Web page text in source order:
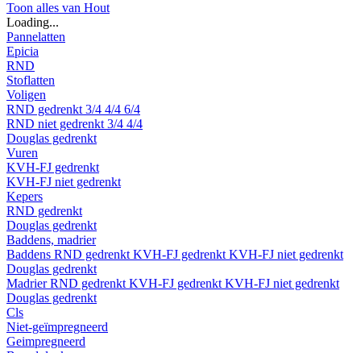
Toon alles van Hout
Loading...
Pannelatten
Epicia
RND
Stoflatten
Voligen
RND gedrenkt 3/4 4/4 6/4
RND niet gedrenkt 3/4 4/4
Douglas gedrenkt
Vuren
KVH-FJ gedrenkt
KVH-FJ niet gedrenkt
Kepers
RND gedrenkt
Douglas gedrenkt
Baddens, madrier
Baddens RND gedrenkt KVH-FJ gedrenkt KVH-FJ niet gedrenkt
Douglas gedrenkt
MadrierRND gedrenkt KVH-FJ gedrenkt KVH-FJ niet gedrenkt
Douglas gedrenkt
Cls
Niet-geïmpregneerd
Geimpregneerd